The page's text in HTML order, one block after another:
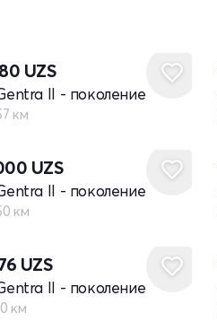
UZS
II - поколение
км
UZS
II - поколение
км
UZS
II - поколение
км